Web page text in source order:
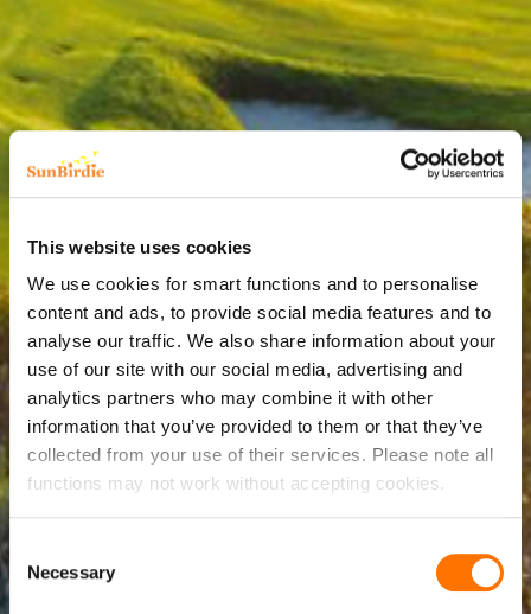
This website uses cookies
We use cookies for smart functions and to personalise
content and ads, to provide social media features and to
analyse our traffic. We also share information about your
use of our site with our social media, advertising and
analytics partners who may combine it with other
information that you’ve provided to them or that they’ve
collected from your use of their services. Please note all
functions may not work without accepting cookies.
Consent
Selection
Necessary